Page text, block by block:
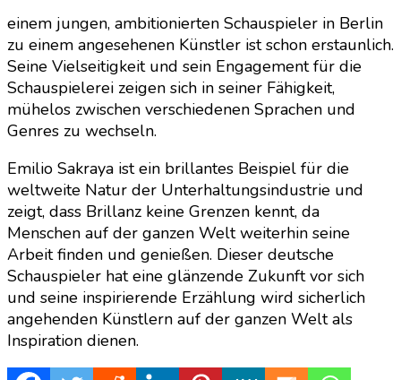
einem jungen, ambitionierten Schauspieler in Berlin
zu einem angesehenen Künstler ist schon erstaunlich.
Seine Vielseitigkeit und sein Engagement für die
Schauspielerei zeigen sich in seiner Fähigkeit,
mühelos zwischen verschiedenen Sprachen und
Genres zu wechseln.
Emilio Sakraya ist ein brillantes Beispiel für die
weltweite Natur der Unterhaltungsindustrie und
zeigt, dass Brillanz keine Grenzen kennt, da
Menschen auf der ganzen Welt weiterhin seine
Arbeit finden und genießen. Dieser deutsche
Schauspieler hat eine glänzende Zukunft vor sich
und seine inspirierende Erzählung wird sicherlich
angehenden Künstlern auf der ganzen Welt als
Inspiration dienen.